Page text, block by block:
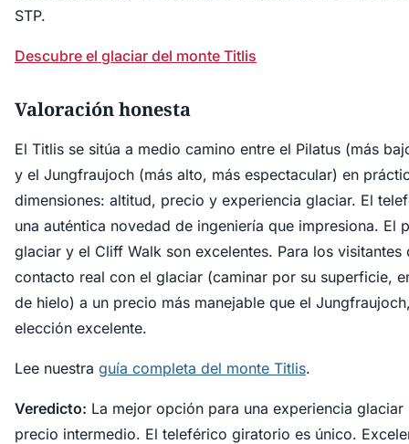
STP.
Descubre el glaciar del monte Titlis
Valoración honesta
El Titlis se sitúa a medio camino entre el Pilatus (más
y el Jungfraujoch (más alto, más espectacular) en
dimensiones: altitud, precio y experiencia glaciar. El
una auténtica novedad de ingeniería que impresiona. El
glaciar y el Cliff Walk son excelentes. Para los visitantes
contacto real con el glaciar (caminar por su superficie,
de hielo) a un precio más manejable que el
elección excelente.
Lee nuestra guía completa del monte Titlis.
Veredicto: La mejor opción para una experiencia glaciar
precio intermedio. El teleférico giratorio es único.